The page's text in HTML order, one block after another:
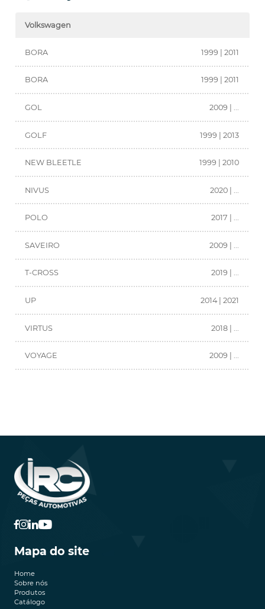
Volkswagen
BORA 1999 | 2011
BORA 1999 | 2011
GOL 2009 | ...
GOLF 1999 | 2013
NEW BLEETLE 1999 | 2010
NIVUS 2020 | ...
POLO 2017 | ...
SAVEIRO 2009 | ...
T-CROSS 2019 | ...
UP 2014 | 2021
VIRTUS 2018 | ...
VOYAGE 2009 | ...
Mapa do site
Home
Sobre nós
Produtos
Catálogo